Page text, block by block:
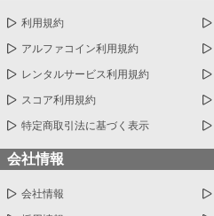
利用規約
アルファコイン利用規約
レンタルサービス利用規約
スコア利用規約
特定商取引法に基づく表示
会社情報
会社情報